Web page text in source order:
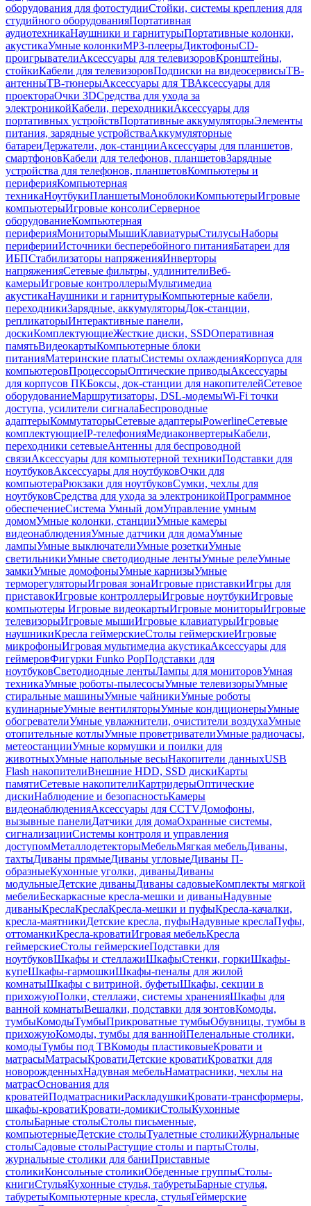
оборудования для фотостудииСтойки, системы крепления для
студийного оборудованияПортативная
аудиотехникаНаушники и гарнитурыПортативные колонки,
акустикаУмные колонкиMP3-плеерыДиктофоныCD-
проигрывателиАксессуары для телевизоровКронштейны,
стойкиКабели для телевизоровПодписки на видеосервисыТВ-
антенныТВ-тюнерыАксессуары для ТВАксессуары для
проектораОчки 3DСредства для ухода за
электроникойКабели, переходникиАксессуары для
портативных устройствПортативные аккумуляторыЭлементы
питания, зарядные устройстваАккумуляторные
батареиДержатели, док-станцииАксессуары для планшетов,
смартфоновКабели для телефонов, планшетовЗарядные
устройства для телефонов, планшетовКомпьютеры и
периферияКомпьютерная
техникаНоутбукиПланшетыМоноблокиКомпьютерыИгровые
компьютерыИгровые консолиСерверное
оборудованиеКомпьютерная
периферияМониторыМышиКлавиатурыСтилусыНаборы
периферииИсточники бесперебойного питанияБатареи для
ИБПСтабилизаторы напряженияИнверторы
напряженияСетевые фильтры, удлинителиВеб-
камерыИгровые контроллерыМультимедиа
акустикаНаушники и гарнитурыКомпьютерные кабели,
переходникиЗарядные, аккумуляторыДок-станции,
репликаторыИнтерактивные панели,
доскиКомплектующиеЖесткие диски, SSDОперативная
памятьВидеокартыКомпьютерные блоки
питанияМатеринские платыСистемы охлажденияКорпуса для
компьютеровПроцессорыОптические приводыАксессуары
для корпусов ПКБоксы, док-станции для накопителейСетевое
оборудованиеМаршрутизаторы, DSL-модемыWi-Fi точки
доступа, усилители сигналаБеспроводные
адаптерыКоммутаторыСетевые адаптерыPowerlineСетевые
комплектующиеIP-телефонияМедиаконвертерыКабели,
переходники сетевыеАнтенны для беспроводной
связиАксессуары для компьютерной техникиПодставки для
ноутбуковАксессуары для ноутбуковОчки для
компьютераРюкзаки для ноутбуковСумки, чехлы для
ноутбуковСредства для ухода за электроникойПрограммное
обеспечениеСистема Умный домУправление умным
домомУмные колонки, станцииУмные камеры
видеонаблюденияУмные датчики для домаУмные
лампыУмные выключателиУмные розеткиУмные
светильникиУмные светодиодные лентыУмные релеУмные
замкиУмные домофоныУмные карнизыУмные
терморегуляторыИгровая зонаИгровые приставкиИгры для
приставокИгровые контроллерыИгровые ноутбукиИгровые
компьютеры Игровые видеокартыИгровые мониторыИгровые
телевизорыИгровые мышиИгровые клавиатурыИгровые
наушникиКресла геймерскиеСтолы геймерскиеИгровые
микрофоныИгровая мультимедиа акустикаАксессуары для
геймеровФигурки Funko PopПодставки для
ноутбуковСветодиодные лентыЛампы для мониторовУмная
техникаУмные роботы-пылесосыУмные телевизорыУмные
стиральные машиныУмные чайникиУмные роботы
кулинарныеУмные вентиляторыУмные кондиционерыУмные
обогревателиУмные увлажнители, очистители воздухаУмные
отопительные котлыУмные проветривателиУмные радиочасы,
метеостанцииУмные кормушки и поилки для
животныхУмные напольные весыНакопители данныхUSB
Flash накопителиВнешние HDD, SSD дискиКарты
памятиСетевые накопителиКартридерыОптические
дискиНаблюдение и безопасностьКамеры
видеонаблюденияАксессуары для CCTVДомофоны,
вызывные панелиДатчики для домаОхранные системы,
сигнализацииСистемы контроля и управления
доступомМеталлодетекторыМебельМягкая мебельДиваны,
тахтыДиваны прямыеДиваны угловыеДиваны П-
образныеКухонные уголки, диваныДиваны
модульныеДетские диваныДиваны садовыеКомплекты мягкой
мебелиБескаркасные кресла-мешки и диваныНадувные
диваныКреслаКреслаКресла-мешки и пуфыКресла-качалки,
кресла-маятникиДетские кресла, пуфыНадувные креслаПуфы,
оттоманкиКресла-кроватиИгровая мебельКресла
геймерскиеСтолы геймерскиеПодставки для
ноутбуковШкафы и стеллажиШкафыСтенки, горкиШкафы-
купеШкафы-гармошкиШкафы-пеналы для жилой
комнатыШкафы с витриной, буфетыШкафы, секции в
прихожуюПолки, стеллажи, системы храненияШкафы для
ванной комнатыВешалки, подставки для зонтовКомоды,
тумбыКомодыТумбыПрикроватные тумбыОбувницы, тумбы в
прихожуюКомоды, тумбы для ваннойПеленальные столики,
комодыТумбы под ТВКомоды пластиковыеКровати и
матрасыМатрасыКроватиДетские кроватиКроватки для
новорожденныхНадувная мебельНаматрасники, чехлы на
матрасОснования для
кроватейПодматрасникиРаскладушкиКровати-трансформеры,
шкафы-кроватиКровати-домикиСтолыКухонные
столыБарные столыСтолы письменные,
компьютерныеДетские столыТуалетные столикиЖурнальные
столыСадовые столыРастущие столы и партыСтолы,
журнальные столики для баниПриставные
столикиКонсольные столикиОбеденные группыСтолы-
книгиСтульяКухонные стулья, табуретыБарные стулья,
табуретыКомпьютерные кресла, стульяГеймерские